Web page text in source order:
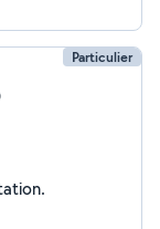
Particulier
ma présentation.